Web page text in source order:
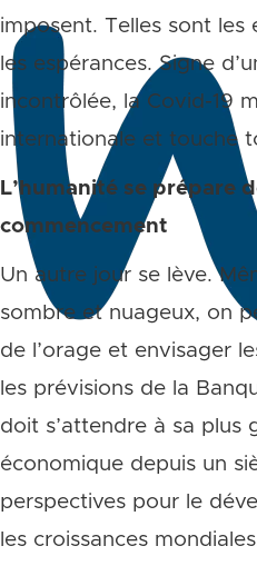
imposent. Telles sont les
les espérances. Signe
incontrôlée, la Covid-19
internationale et touche
L’humanité se prépare
commencement
Un autre jour se lève.
sombre et nuageux, on
de l’orage et envisager
les prévisions de la
doit s’attendre à sa plus
économique depuis un
perspectives pour le
les croissances